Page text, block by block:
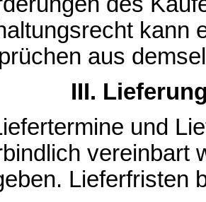
kann
aus
III.
und
vereinbart
Lieferfristen